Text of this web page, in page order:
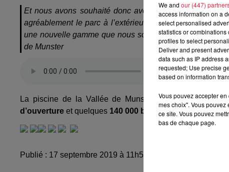
Et nous avons souhaité donc avoir des saunas avec
agréablement le parc à l’extérieur. Ça participe si
une nouvelle gamme que nous souhaitons offrir à nos
de Munster
La piscine de la Vallée de Munster va débourser
d’ouverture et quelques 140 000 baigneurs par an.
Publié : 17 septembre 2019 à 11h53 - Modifié : 30 octobre
We and our (447)
access information on a
select personalised
statistics or
profiles to select
Deliver and present
data such as IP address
requested; Use precise
based on information
Vous pouvez accepter
mes choix". Vous
ce site. Vous pouvez
bas de chaque page.